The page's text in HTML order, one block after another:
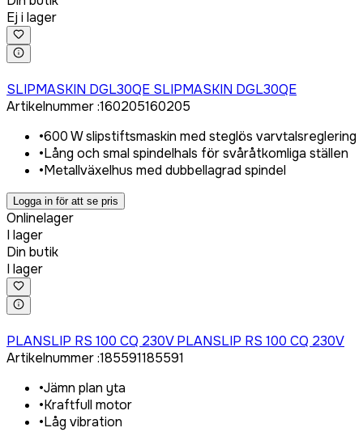
Ej i lager
SLIPMASKIN DGL30QE SLIPMASKIN DGL30QE
Artikelnummer:160205160205
•600 W slipstiftsmaskin med steglös varvtalsreglering
•Lång och smal spindelhals för svåråtkomliga ställen
•Metallväxelhus med dubbellagrad spindel
Logga in för att se pris
Onlinelager
I lager
Din butik
I lager
PLANSLIP RS 100 CQ 230V PLANSLIP RS 100 CQ 230V
Artikelnummer:185591185591
•Jämn plan yta
•Kraftfull motor
•Låg vibration